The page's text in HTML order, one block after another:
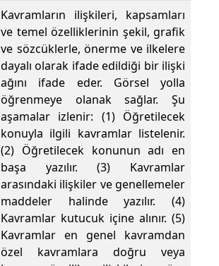
Kavramların ilişkileri, kapsamları
ve temel özelliklerinin şekil, grafik
ve sözcüklerle, önerme ve ilkelere
dayalı olarak ifade edildiği bir ilişki
ağını ifade eder. Görsel yolla
öğrenmeye olanak sağlar. Şu
aşamalar izlenir: (1) Öğretilecek
konuyla ilgili kavramlar listelenir.
(2) Öğretilecek konunun adı en
başa yazılır. (3) Kavramlar
arasındaki ilişkiler ve genellemeler
maddeler halinde yazılır. (4)
Kavramlar kutucuk içine alınır. (5)
Kavramlar en genel kavramdan
özel kavramlara doğru veya